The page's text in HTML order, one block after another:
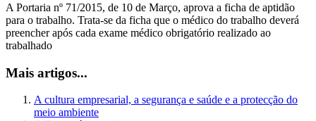
A Portaria nº 71/2015, de 10 de Março, aprova a ficha de aptidão
para o trabalho. Trata-se da ficha que o médico do trabalho deverá
preencher após cada exame médico obrigatório realizado ao
trabalhado
Mais artigos...
A cultura empresarial, a segurança e saúde e a protecção do
meio ambiente